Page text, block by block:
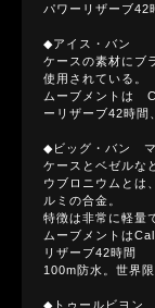
パワーリザーブ
◆アイス・バン
ケースの素材にブ
使用されている。
ムーブメントは
ーリザーブ42時間
◆ビッグ・バン マ
ケースとベゼルな
ウブロニウムとは
ルミの合金。
特徴は非常に軽量
ムーブメントは
リザーブ42時間
100m防水。世界限
◆トゥールビヨン